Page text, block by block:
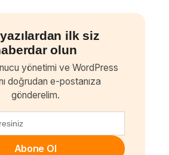
ilk siz
olun
yönetimi ve WordPress
doğrudan e-postanıza
gönderelim.
Abone Ol